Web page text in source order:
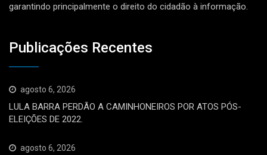
garantindo principalmente o direito do cidadão à informação.
Publicações Recentes
agosto 6, 2026
LULA BARRA PERDÃO A CAMINHONEIROS POR ATOS PÓS-
ELEIÇÕES DE 2022.
agosto 6, 2026